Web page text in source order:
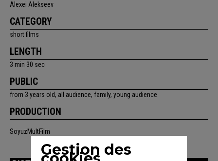
Alexei Alekseev
CATEGORY
short films
LENGTH
3 min 30 sec
PUBLIC
from 3 years old, all audience, family, young audience
PRODUCTION
SoyuzMultFilm
Gestion des